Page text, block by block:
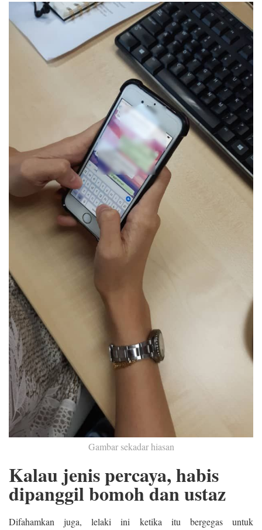
Gambar sekadar hiasan
Kalau jenis percaya, habis
dipanggil bomoh dan ustaz
Difahamkan juga, lelaki ini ketika itu bergegas untuk